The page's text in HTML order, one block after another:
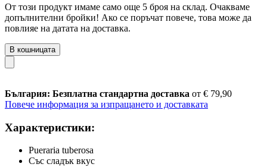
От този продукт имаме само още 5 броя на склад. Очакваме
допълнителни бройки! Ако се поръчат повече, това може да
повлияе на датата на доставка.
В кошницата
България: Безплатна стандартна доставка от € 79,90
Повече информация за изпращането и доставката
Характеристики:
Pueraria tuberosa
Със сладък вкус